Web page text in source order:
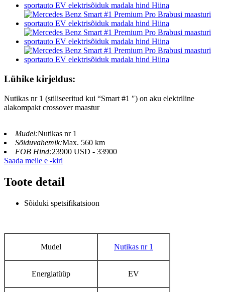
Lühike kirjeldus:
Nutikas nr 1 (stiliseeritud kui “Smart #1 ″) on aku elektriline
alakompakt crossover maastur
Mudel:Nutikas nr 1
Sõiduvahemik:Max. 560 km
FOB Hind:23900 USD - 33900
Saada meile e -kiri
Toote detail
Sõiduki spetsifikatsioon
Mudel Nutikas nr 1
Energiatüüp EV